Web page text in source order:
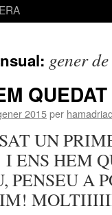
gener
2015per
UN
ENS HEM
PENSEU A